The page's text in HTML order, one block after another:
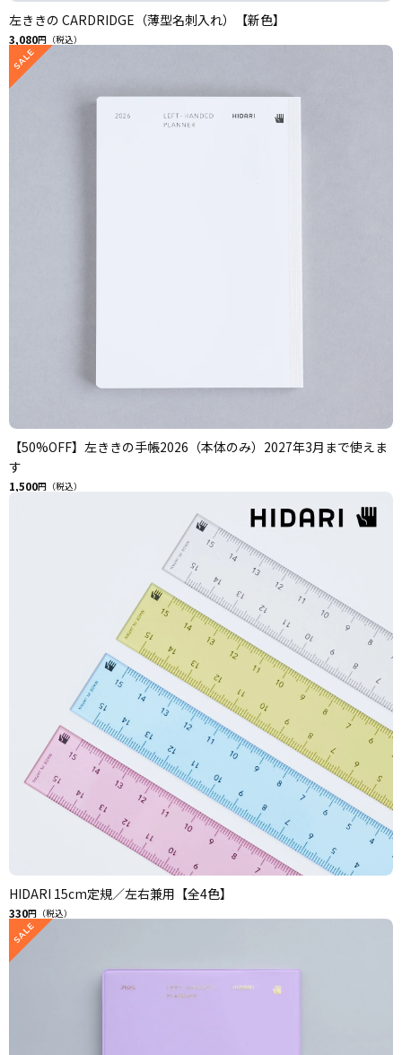
左ききの CARDRIDGE（薄型名刺入れ）【新色】
3,080円（税込）
【50%OFF】左ききの手帳2026（本体のみ）2027年3月まで使えま
す
1,500円（税込）
HIDARI 15cm定規／左右兼用【全4色】
330円（税込）